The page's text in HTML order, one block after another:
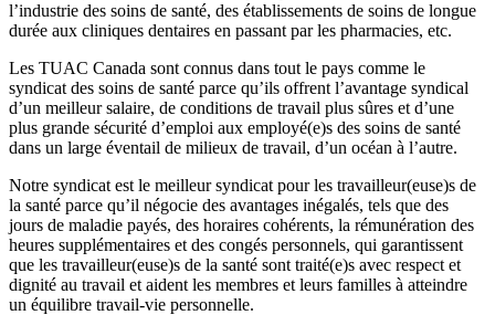
l’industrie des soins de santé, des établissements de soins de longue
durée aux cliniques dentaires en passant par les pharmacies, etc.
Les TUAC Canada sont connus dans tout le pays comme le
syndicat des soins de santé parce qu’ils offrent l’avantage syndical
d’un meilleur salaire, de conditions de travail plus sûres et d’une
plus grande sécurité d’emploi aux employé(e)s des soins de santé
dans un large éventail de milieux de travail, d’un océan à l’autre.
Notre syndicat est le meilleur syndicat pour les travailleur(euse)s de
la santé parce qu’il négocie des avantages inégalés, tels que des
jours de maladie payés, des horaires cohérents, la rémunération des
heures supplémentaires et des congés personnels, qui garantissent
que les travailleur(euse)s de la santé sont traité(e)s avec respect et
dignité au travail et aident les membres et leurs familles à atteindre
un équilibre travail-vie personnelle.